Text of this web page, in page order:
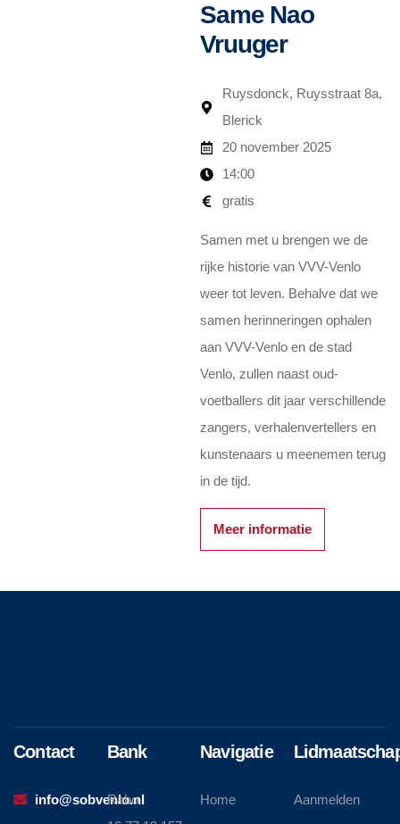
Same Nao
Vruuger
Ruysdonck, Ruysstraat 8a,
Blerick
20 november 2025
14:00
gratis
Samen met u brengen we de
rijke historie van VVV-Venlo
weer tot leven. Behalve dat we
samen herinneringen ophalen
aan VVV-Venlo en de stad
Venlo, zullen naast oud-
voetballers dit jaar verschillende
zangers, verhalenvertellers en
kunstenaars u meenemen terug
in de tijd.
Meer informatie
Contact
info@sobvenlo.nl
Bank
Rabo
Navigatie
Home Aanmelden